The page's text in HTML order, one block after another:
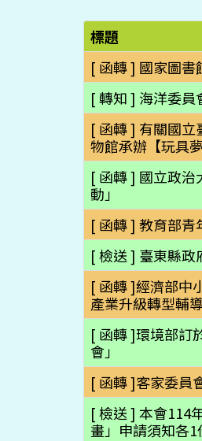
標題
[ 函轉 ] 國家圖
[ 轉知 ] 海洋委員
[ 函轉 ] 有關國
物館承辦【玩具
[ 函轉 ] 國立政
動」
[ 函轉 ] 教育部青
[ 檢送 ] 臺東縣
[ 函轉 ]經濟部中
產業升級轉型輔
[ 函轉 ]環境部訂
會」
[ 函轉 ]客家委員
[ 檢送 ] 本會114
畫」申請須知各